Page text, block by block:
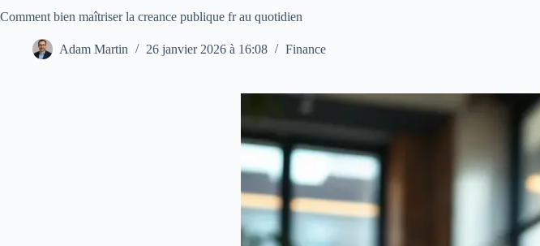
Comment bien maîtriser la creance publique fr au quotidien
Adam Martin 26 janvier 2026 à 16:08 Finance